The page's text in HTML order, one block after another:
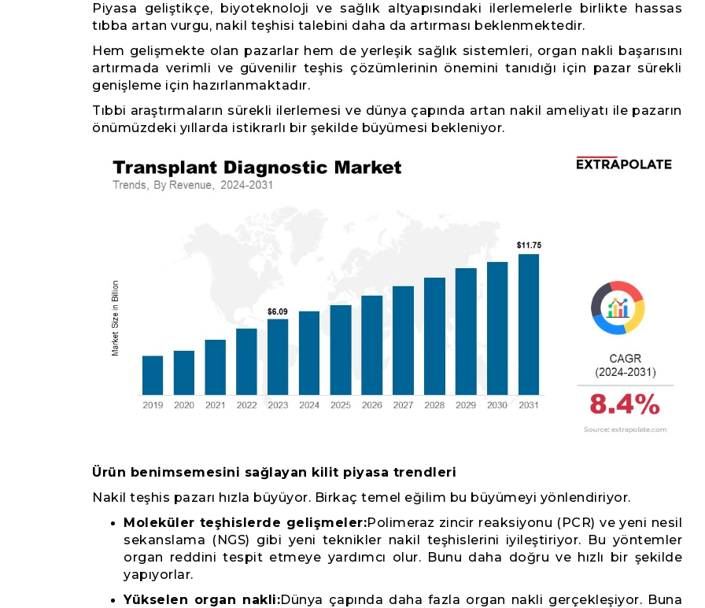
Piyasa geliştikçe, biyoteknoloji ve sağlık altyapısındaki ilerlemelerle birlikte hassas
tıbba artan vurgu, nakil teşhisi talebini daha da artırması beklenmektedir.
Hem gelişmekte olan pazarlar hem de yerleşik sağlık sistemleri, organ nakli başarısını
artırmada verimli ve güvenilir teşhis çözümlerinin önemini tanıdığı için pazar sürekli
genişleme için hazırlanmaktadır.
Tıbbi araştırmaların sürekli ilerlemesi ve dünya çapında artan nakil ameliyatı ile pazarın
önümüzdeki yıllarda istikrarlı bir şekilde büyümesi bekleniyor.
Ürün benimsemesini sağlayan kilit piyasa trendleri
Nakil teşhis pazarı hızla büyüyor. Birkaç temel eğilim bu büyümeyi yönlendiriyor.
Moleküler teşhislerde gelişmeler:Polimeraz zincir reaksiyonu (PCR) ve yeni nesil
sekanslama (NGS) gibi yeni teknikler nakil teşhislerini iyileştiriyor. Bu yöntemler
organ reddini tespit etmeye yardımcı olur. Bunu daha doğru ve hızlı bir şekilde
yapıyorlar.
Yükselen organ nakli:Dünya çapında daha fazla organ nakli gerçekleşiyor. Buna